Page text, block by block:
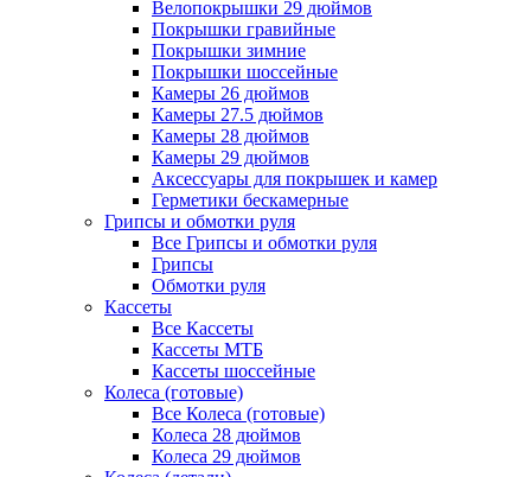
Велопокрышки 29 дюймов
Покрышки гравийные
Покрышки зимние
Покрышки шоссейные
Камеры 26 дюймов
Камеры 27.5 дюймов
Камеры 28 дюймов
Камеры 29 дюймов
Аксессуары для покрышек и камер
Герметики бескамерные
Грипсы и обмотки руля
Все Грипсы и обмотки руля
Грипсы
Обмотки руля
Кассеты
Все Кассеты
Кассеты МТБ
Кассеты шоссейные
Колеса (готовые)
Все Колеса (готовые)
Колеса 28 дюймов
Колеса 29 дюймов